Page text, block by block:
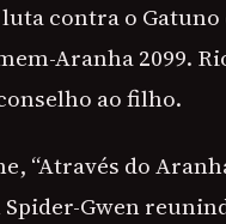
contra o Gatuno
Aranha 2099.
ao filho.
“Através do
Gwen